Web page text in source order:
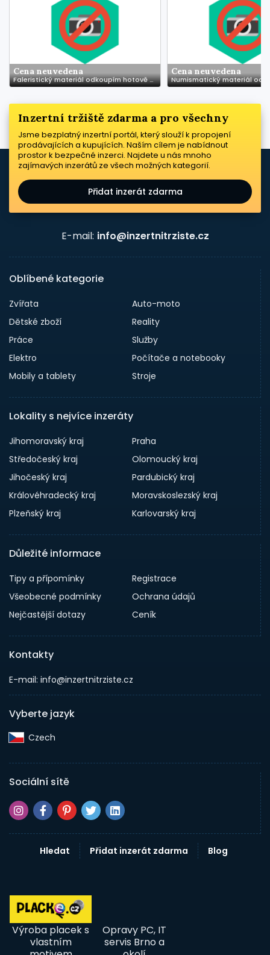
Cena neuvedena
Faleristický materiál odkoupím hotově za katalogové ceny
Cena neuvedena
Inzertní tržiště zdarma a pro všechny
Jsme bezplatný inzertní portál, který slouží k propojení
prodávajících a kupujících. Naším cílem je nabídnout
prostor k bezpečné inzerci. Najdete u nás mnoho
zajímavých inzerátů ze všech možných kategorií.
Přidat inzerát zdarma
E-mail: info@inzertnitrziste.cz
Oblíbené kategorie
Zvířata
Auto-moto
Dětské zboží
Reality
Práce
Služby
Elektro
Počítače a notebooky
Mobily a tablety
Stroje
Lokality s nejvíce inzeráty
Jihomoravský kraj
Praha
Středočeský kraj
Olomoucký kraj
Jihočeský kraj
Pardubický kraj
Královéhradecký kraj
Moravskoslezský kraj
Plzeňský kraj
Karlovarský kraj
Důležité informace
Tipy a přípomínky
Registrace
Všeobecné podmínky
Ochrana údajů
Nejčastější dotazy
Ceník
Kontakty
E-mail: info@inzertnitrziste.cz
Vyberte jazyk
Czech‎
Sociální sítě
Hledat Přidat inzerát zdarma Blog
Výroba placek s
vlastním
Opravy PC, IT
servis Brno a